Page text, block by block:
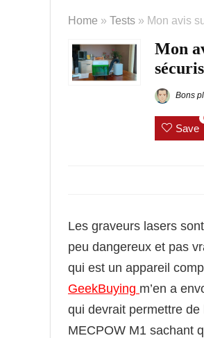
Home » Tests » Mon avis
Mon
Bons
Save
Les graveurs lasers
peu dangereux et pas
qui est un appareil
GeekBuying m’en a
qui devrait permettre de
MECPOW M1 sachant